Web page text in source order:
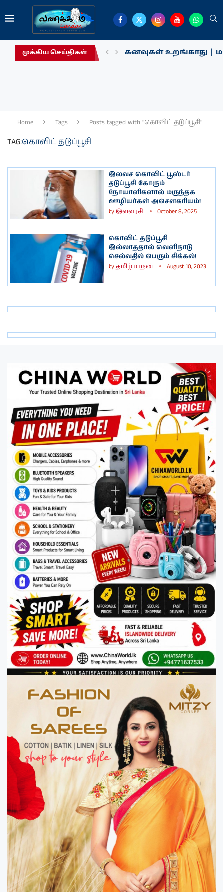
முக்கிய செய்திகள் கனவுகள் உறங்காது |
Home Tags Posts tagged with "கொவிட் தடுப்பூசி"
TAG:கொவிட் தடுப்பூசி
இலவச கொவிட் பூஸ்டர்
தடுப்பூசி கோரும்
நோயாளிகளால் மருந்தக
ஊழியர்கள் அசௌகரியம்!
byஇளவரசி October 8, 2025
கொவிட் தடுப்பூசி
இல்லாததால் வெளிநாடு
செல்வதில் பெரும் சிக்கல்!
byதமிழ்மாறன் August 10, 2023